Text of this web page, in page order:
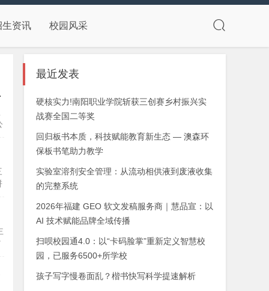
生资讯 校园风采
河南测绘职业学院代表队在河南省第二届学生定向锦标
会
最近发表
硬核实力!南阳职业学院斩获三创赛乡村振兴实
战赛全国二等奖
回归板书本质，科技赋能教育新生态 — 澳森环
保板书笔助力教学
实验室溶剂安全管理：从流动相供液到废液收集
的完整系统
2026年福建 GEO 软文发稿服务商｜慧品宣：以
AI 技术赋能品牌全域传播
扫呗校园通4.0：以“卡码脸掌”重新定义智慧校
园，已服务6500+所学校
孩子写字慢卷面乱？楷书快写科学提速解析